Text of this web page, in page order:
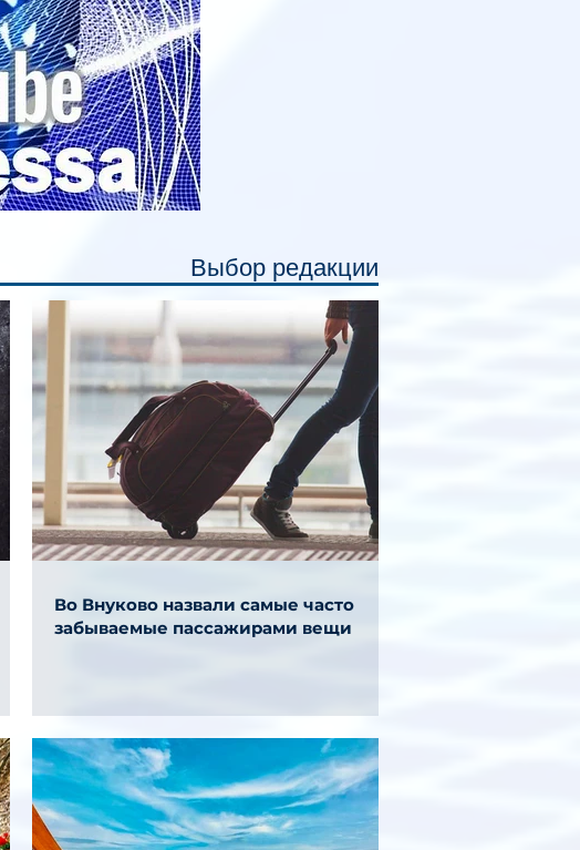
время сна или отдыха, создав ощуще
Выбор редакции
Во Внуково назвали самые часто
забываемые пассажирами вещи